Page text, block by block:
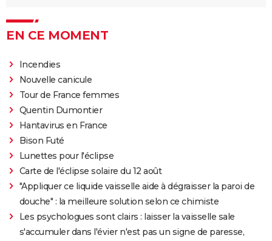
EN CE MOMENT
Incendies
Nouvelle canicule
Tour de France femmes
Quentin Dumontier
Hantavirus en France
Bison Futé
Lunettes pour l'éclipse
Carte de l'éclipse solaire du 12 août
"Appliquer ce liquide vaisselle aide à dégraisser la paroi de
douche" : la meilleure solution selon ce chimiste
Les psychologues sont clairs : laisser la vaisselle sale
s'accumuler dans l'évier n'est pas un signe de paresse,